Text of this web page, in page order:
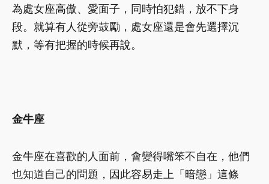
為處女座高傲、愛面子，同時怕犯錯，放不下身
段。就算有人從旁鼓勵，處女座還是會先選擇沉
默，等有把握的時候再說。
金牛座
金牛座在喜歡的人面前，會變得嘴笨不自在，他們
也知道自己的問題，因此容易走上「暗戀」這條